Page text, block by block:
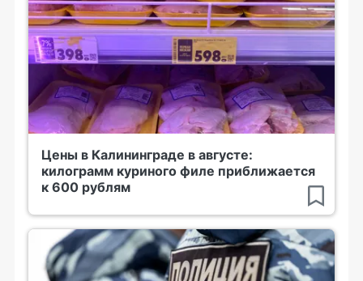
Цены в Калининграде в августе:
килограмм куриного филе приближается
к 600 рублям